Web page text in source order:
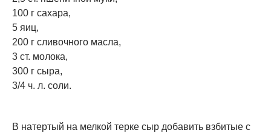
100 г сахара,
5 яиц,
200 г сливочного масла,
3 ст. молока,
300 г сыра,
3/4 ч. л. соли.
В натертый на мелкой терке сыр добавить взбитые с